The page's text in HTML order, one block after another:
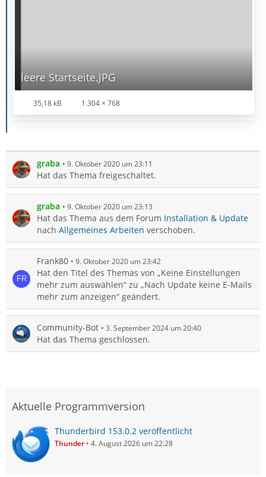
leere Startseite.JPG
35,18 kB 1.304 × 768
graba 9. Oktober 2020 um 23:11
Hat das Thema freigeschaltet.
graba 9. Oktober 2020 um 23:13
Hat das Thema aus dem Forum Installation & Update
nach Allgemeines Arbeiten verschoben.
Frank80 9. Oktober 2020 um 23:42
Hat den Titel des Themas von „Keine Einstellungen
mehr zum auswählen“ zu „Nach Update keine E-Mails
mehr zum anzeigen“ geändert.
Community-Bot 3. September 2024 um 20:40
Hat das Thema geschlossen.
Aktuelle Programmversion
Thunderbird 153.0.2 veröffentlicht
Thunder 4. August 2026 um 22:28